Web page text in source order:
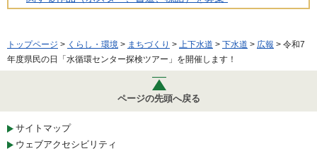
トップページ > くらし・環境 > まちづくり > 上下水道 > 下水道 > 広報 > 令和7
年度県民の日「水循環センター探検ツアー」を開催します！
ページの先頭へ戻る
サイトマップ
ウェブアクセシビリティ